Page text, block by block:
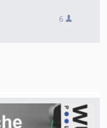
6